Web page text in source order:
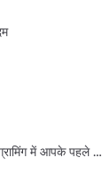
Python मूल बातें: प्रोग्रामिंग में आपके पहले कदम